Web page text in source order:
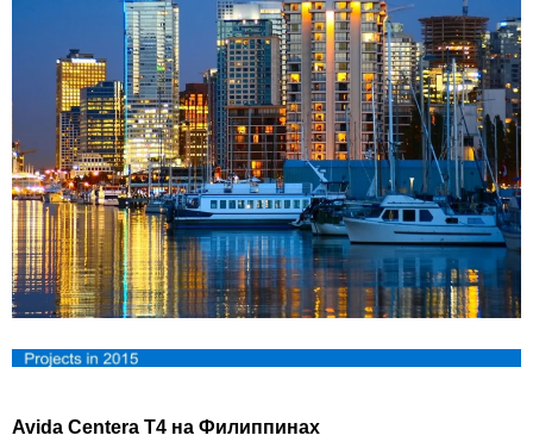
Avida Centera T4 на Филиппинах